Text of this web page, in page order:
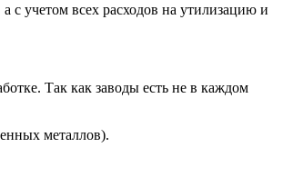
с учетом всех расходов на утилизацию и
Так как заводы есть не в каждом
металлов).